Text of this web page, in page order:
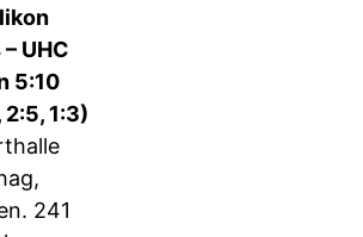
UHC
5:10
2:5, 1:3)
241